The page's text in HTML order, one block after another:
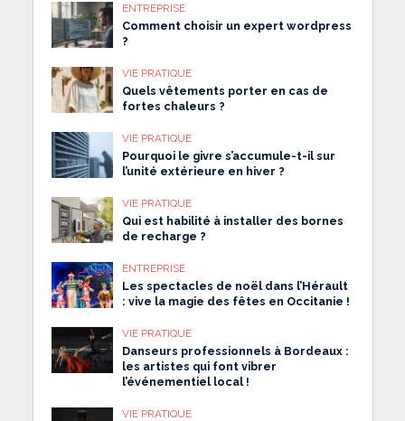
ENTREPRISE
Comment choisir un expert wordpress
?
VIE PRATIQUE
Quels vêtements porter en cas de
fortes chaleurs ?
VIE PRATIQUE
Pourquoi le givre s’accumule-t-il sur
l’unité extérieure en hiver ?
VIE PRATIQUE
Qui est habilité à installer des bornes
de recharge ?
ENTREPRISE
Les spectacles de noël dans l’Hérault
: vive la magie des fêtes en Occitanie !
VIE PRATIQUE
Danseurs professionnels à Bordeaux :
les artistes qui font vibrer
l’événementiel local !
VIE PRATIQUE